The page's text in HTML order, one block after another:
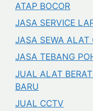
ATAP BOCOR
JASA SERVICE
JASA SEWA ALAT
JASA TEBANG
JUAL ALAT
BARU
JUAL CCTV